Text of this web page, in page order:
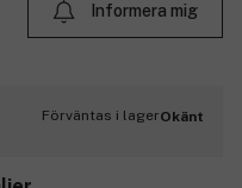
Informera mig
Förväntas i lagerOkänt